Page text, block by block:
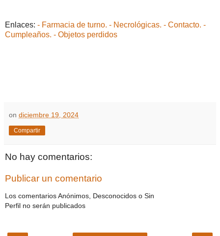
Enlaces: - Farmacia de turno. - Necrológicas. - Contacto. -
Cumpleaños. - Objetos perdidos
on diciembre 19, 2024
Compartir
No hay comentarios:
Publicar un comentario
Los comentarios Anónimos, Desconocidos o Sin
Perfil no serán publicados